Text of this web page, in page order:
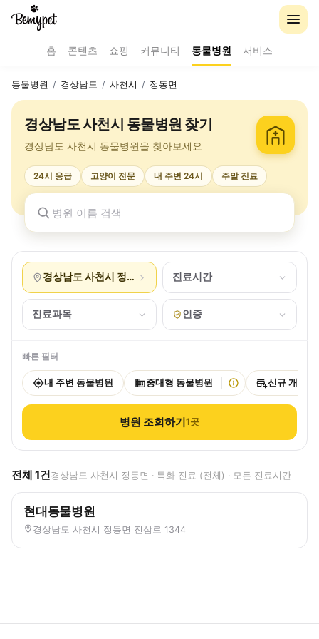
홈 콘텐츠 쇼핑 커뮤니티 동물병원 서비스
동물병원 / 경상남도 / 사천시 / 정동면
경상남도 사천시 동물병원 찾기
경상남도 사천시 동물병원을 찾아보세요
24시 응급 고양이 전문 내 주변 24시 주말 진료
경상남도 사천시 정동면 진료시간
진료과목 인증
빠른 필터
내 주변 동물병원 중대형 동물병원 신규 개원
병원 조회하기1곳
전체 1건경상남도 사천시 정동면 · 특화 진료 (전체) · 모든 진료시간
현대동물병원
경상남도 사천시 정동면 진삼로 1344